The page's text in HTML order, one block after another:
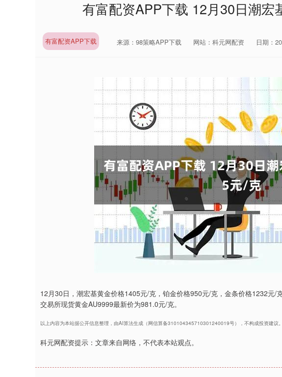
有富配资APP下载 12月30日潮宏
有富配资APP下载 来源：98策略APP下载 网站：科元网配资 日期：
12月30日，潮宏基黄金价格1405元/克，铂金价格950元/克，金条价格1232元/
交易所现货黄金AU9999最新价为981.0元/克。
以上内容为本站据公开信息整理，由AI算法生成（网信算备310104345710301240019号），不构成投资建议。
科元网配资提示：文章来自网络，不代表本站观点。